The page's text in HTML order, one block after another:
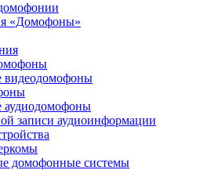
«Домофоны»
видеодомофоны
аудиодомофоны
записи аудиоинформации
домофонные системы